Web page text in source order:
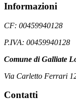
Informazioni
CF: 00459940128
P.IVA: 00459940128
Comune di Galliate
Via Carletto Ferrari
Contatti